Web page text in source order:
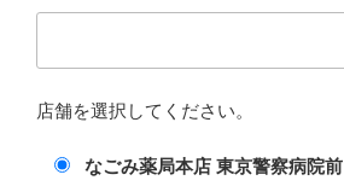
店舗を選択してください。
なごみ薬局本店 東京警察病院前